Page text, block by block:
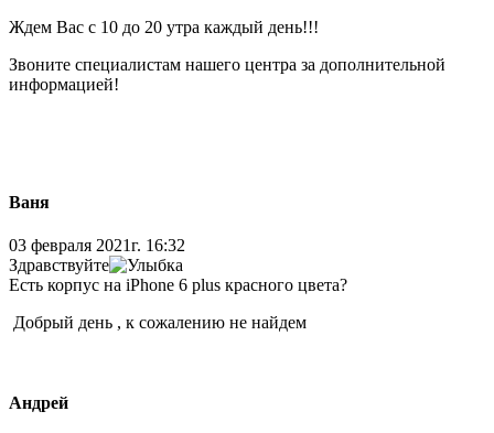
Ждем Вас с 10 до 20 утра каждый день!!!
Звоните специалистам нашего центра за дополнительной
информацией!
Ваня
03 февраля 2021г. 16:32
Здравствуйте
Есть корпус на iPhone 6 plus красного цвета?
Добрый день , к сожалению не найдем
Андрей